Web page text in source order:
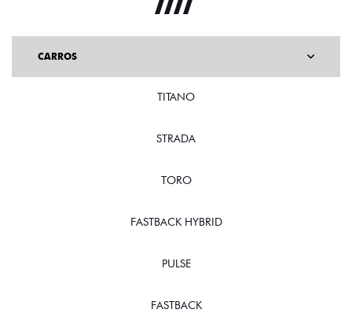
CARROS
TITANO
STRADA
TORO
FASTBACK HYBRID
PULSE
FASTBACK